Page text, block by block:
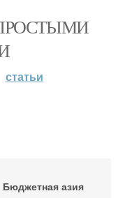
статьи
Бюджетная азия